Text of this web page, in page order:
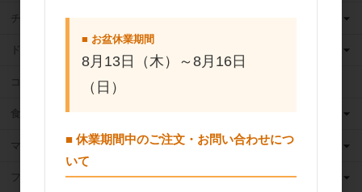
チョコレート
ドライフルーツ
食用油
マーガリン
フィリング
■ お盆休業期間
8月13日（木）～8月16日
（日）
■ 休業期間中のご注文・お問い合わせにつ
いて